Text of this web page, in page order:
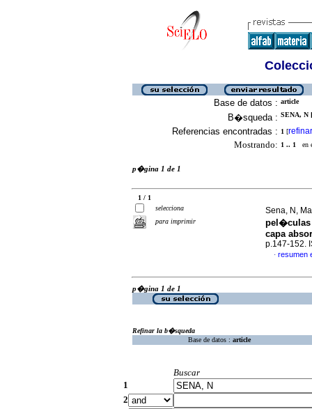
Base de datos : article
B�squeda : SENA, N
Referencias encontradas : 1 [refinar
Mostrando: 1 .. 1 en
p�gina 1 de 1
1 / 1
selecciona
para imprimir
Sena, N,
pel�culas
capa
p.147-152.
· resumen
p�gina 1 de 1
Refinar la b�squeda
Base de datos : article
Buscar
1
2